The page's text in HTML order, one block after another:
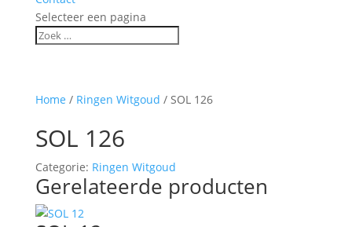
Selecteer een pagina
Home / Ringen Witgoud / SOL 126
SOL 126
Categorie: Ringen Witgoud
Gerelateerde producten